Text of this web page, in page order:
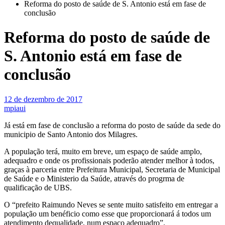
Reforma do posto de saúde de S. Antonio está em fase de
conclusão
Reforma do posto de saúde de
S. Antonio está em fase de
conclusão
12 de dezembro de 2017
mpiaui
Já está em fase de conclusão a reforma do posto de saúde da sede do
municipio de Santo Antonio dos Milagres.
A população terá, muito em breve, um espaço de saúde amplo,
adequadro e onde os profissionais poderão atender melhor à todos,
graças à parceria entre Prefeitura Municipal, Secretaria de Municipal
de Saúde e o Ministerio da Saúde, através do progrma de
qualificação de UBS.
O “prefeito Raimundo Neves se sente muito satisfeito em entregar a
população um benéficio como esse que proporcionará á todos um
atendimento dequalidade, num espaço adequadro”.